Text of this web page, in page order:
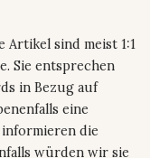
sind meist 1:1
Sie entsprechen
in Bezug auf
eine
die
würden wir sie